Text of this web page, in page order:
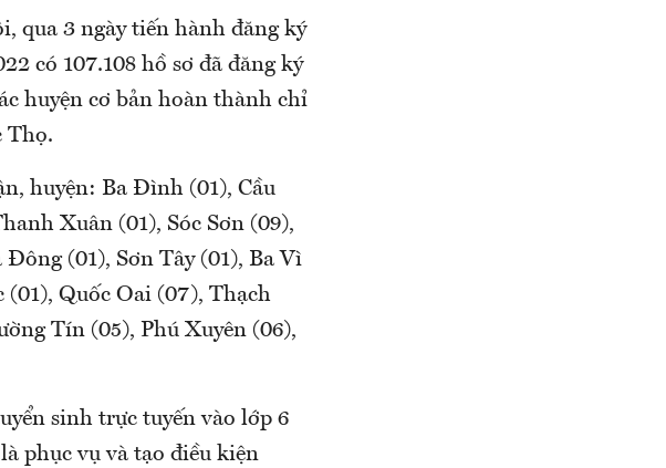
qua 3 ngày tiến hành đăng ký
có 107.108 hồ sơ đã đăng ký
huyện cơ bản hoàn thành chỉ
Thọ.
huyện: Ba Đình (01), Cầu
Xuân (01), Sóc Sơn (09),
(01), Sơn Tây (01), Ba Vì
Quốc Oai (07), Thạch
Tín (05), Phú Xuyên (06),
sinh trực tuyến vào lớp 6
phục vụ và tạo điều kiện